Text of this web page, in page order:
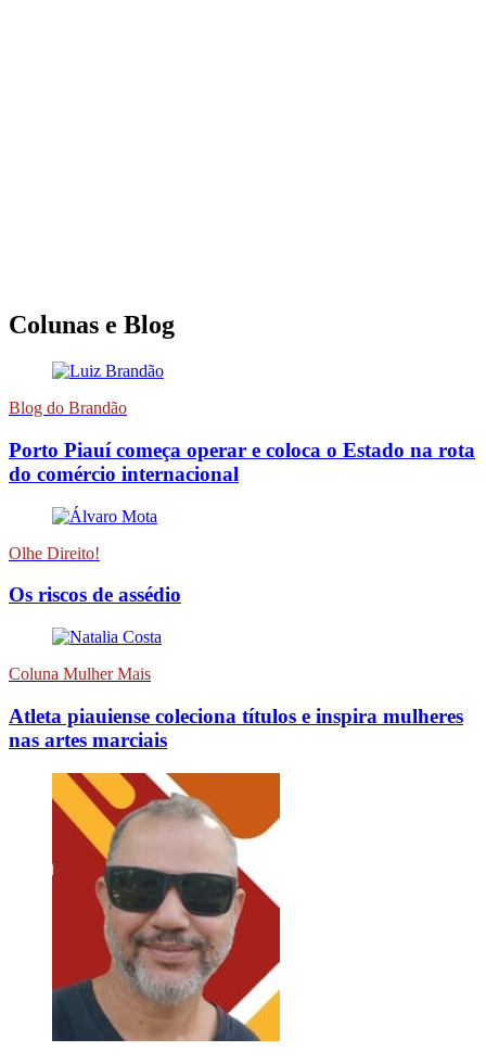
Colunas e Blog
Blog do Brandão
Porto Piauí começa operar e coloca o Estado na rota
do comércio internacional
Olhe Direito!
Os riscos de assédio
Coluna Mulher Mais
Atleta piauiense coleciona títulos e inspira mulheres
nas artes marciais